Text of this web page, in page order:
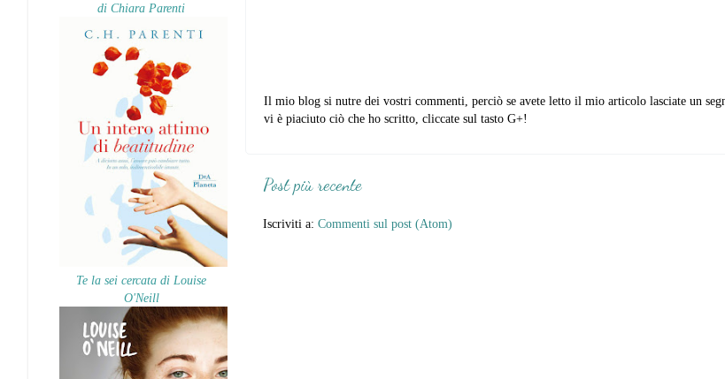
Il mio blog si nutre dei vostri commenti, perciò se avete letto il mio articolo lasciate un
vi è piaciuto ciò che ho scritto, cliccate sul tasto G+!
Post più recente
Iscriviti a: Commenti sul post (Atom)
di Chiara Parenti
Te la sei cercata di Louise
O'Neill